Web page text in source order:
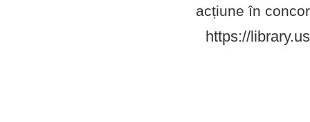
acțiune în
https://